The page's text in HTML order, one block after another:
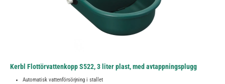
Kerbl Flottörvattenkopp S522, 3 liter plast, med avtappningsplugg
Automatisk vattenförsörjning i stallet